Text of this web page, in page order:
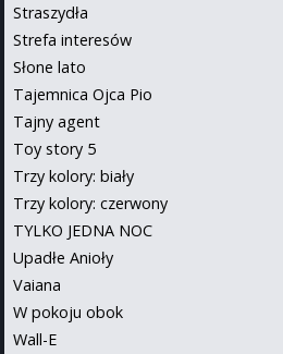
Straszydła
Strefa interesów
Słone lato
Tajemnica Ojca Pio
Tajny agent
Toy story 5
Trzy kolory: biały
Trzy kolory: czerwony
TYLKO JEDNA NOC
Upadłe Anioły
Vaiana
W pokoju obok
Wall-E